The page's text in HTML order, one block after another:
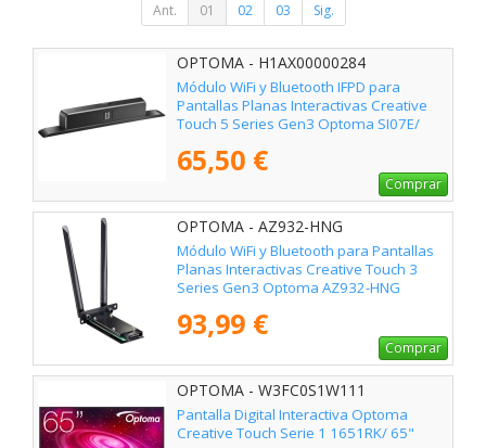
Ant. 01 02 03 Sig.
OPTOMA - H1AX00000284
Módulo WiFi y Bluetooth IFPD para
Pantallas Planas Interactivas Creative
Touch 5 Series Gen3 Optoma SI07E/
65,50 €
Comprar
OPTOMA - AZ932-HNG
Módulo WiFi y Bluetooth para Pantallas
Planas Interactivas Creative Touch 3
Series Gen3 Optoma AZ932-HNG
93,99 €
Comprar
OPTOMA - W3FC0S1W111
Pantalla Digital Interactiva Optoma
Creative Touch Serie 1 1651RK/ 65"